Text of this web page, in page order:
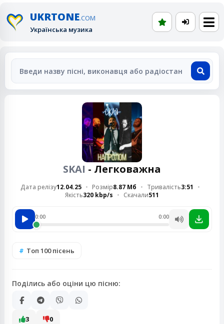
UKRTONE.COM
Українська музика
SKAI - Легковажна
Дата релізу12.04.25 Розмір8.87 Мб Тривалість3:51
Якість320 kbp/s Скачали511
0:00 0:00
Топ 100 пісень
Поділись або оціни цю пісню:
3 0